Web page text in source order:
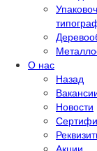
О нас
Назад
Новости